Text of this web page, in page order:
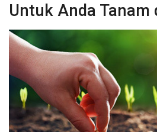
Untuk Anda Tanam